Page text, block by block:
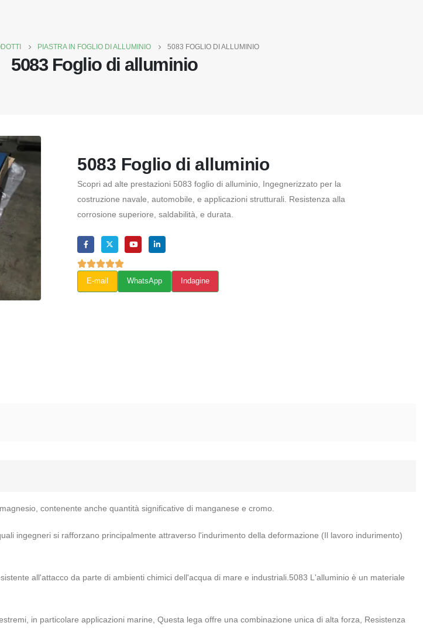
PIASTRA IN FOGLIO DI ALLUMINIO 5083 FOGLIO DI ALLUMINIO
5083 Foglio di alluminio
5083 Foglio di alluminio
Scopri ad alte prestazioni 5083 foglio di alluminio, Ingegnerizzato per la
costruzione navale, automobile, e applicazioni strutturali. Resistenza alla
corrosione superiore, saldabilità, e durata.
E-mail WhatsApp Indagine
contenente anche quantità significative di manganese e cromo.
ingegneri si rafforzano principalmente attraverso l'indurimento della deformazione (Il lavoro indurimento)
all'attacco da parte di ambienti chimici dell'acqua di mare e industriali.5083 L'alluminio è un materiale
in particolare applicazioni marine, Questa lega offre una combinazione unica di alta forza, Resistenza